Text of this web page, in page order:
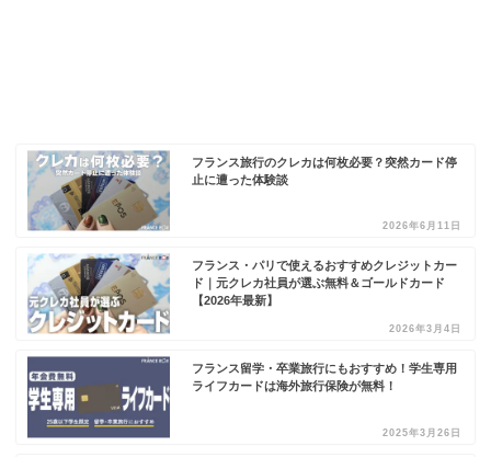
フランス旅行のクレカは何枚必要？突然カード停
止に遭った体験談
2026年6月11日
フランス・パリで使えるおすすめクレジットカー
ド｜元クレカ社員が選ぶ無料＆ゴールドカード
【2026年最新】
2026年3月4日
フランス留学・卒業旅行にもおすすめ！学生専用
ライフカードは海外旅行保険が無料！
2025年3月26日